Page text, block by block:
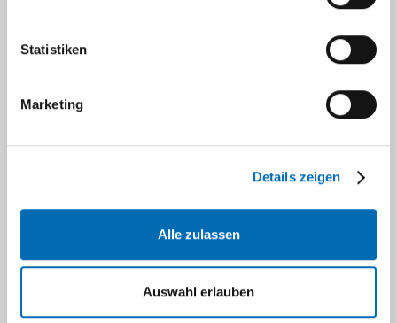
Statistiken
Marketing
Details zeigen
Alle zulassen
Auswahl erlauben
Zahnimplantate zylinder-
werden nach Bohrung in den Kieferknochen
eingeschraubt oder geklopft. Aufgrund ihrer
die lange Verweildauer von Implantaten im
Kiefer ist jedoch die sekundäre Stabilität durch
das Anwachsen des Knochengewebes an die
Implantatoberfläche (Osseointegration)